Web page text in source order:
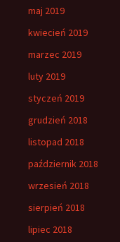
maj 2019
kwiecień 2019
marzec 2019
luty 2019
styczeń 2019
grudzień 2018
listopad 2018
październik 2018
wrzesień 2018
sierpień 2018
lipiec 2018